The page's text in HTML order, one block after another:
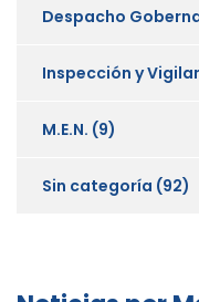
Despacho
Inspección y
M.E.N. (9)
Sin categoría (92)